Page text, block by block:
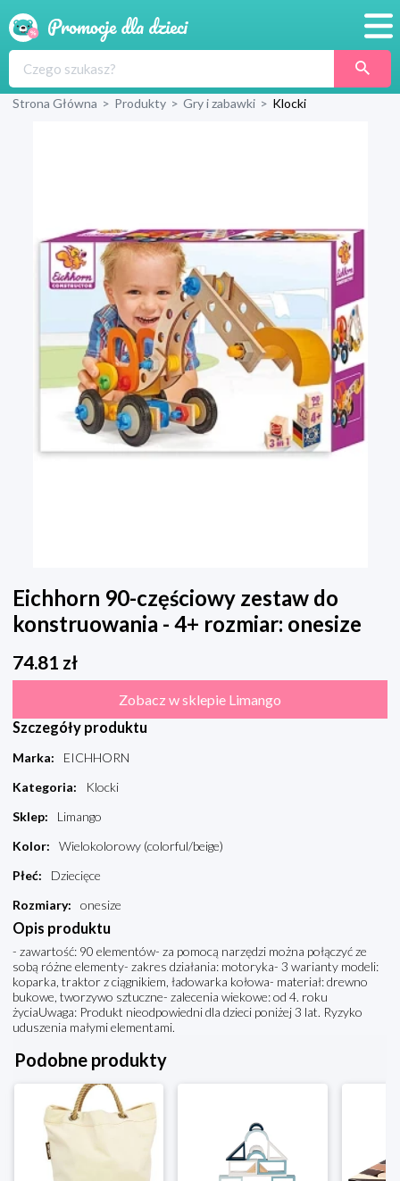
Produkty
Wyprawka
Strona Główna > Produkty > Gry i zabawki > Klocki
Eichhorn 90-częściowy zestaw do
konstruowania - 4+ rozmiar: onesize
74.81 zł
Zobacz w sklepie Limango
Szczegóły produktu
Marka:
EICHHORN
Kategoria:
Klocki
Sklep:
Limango
Kolor:
Wielokolorowy (colorful/beige)
Płeć:
Dziecięce
Rozmiary: onesize
Opis produktu
- zawartość: 90 elementów- za pomocą narzędzi można połączyć ze
sobą różne elementy- zakres działania: motoryka- 3 warianty modeli:
koparka, traktor z ciągnikiem, ładowarka kołowa- materiał: drewno
bukowe, tworzywo sztuczne- zalecenia wiekowe: od 4. roku
życiaUwaga: Produkt nieodpowiedni dla dzieci poniżej 3 lat. Ryzyko
uduszenia małymi elementami.
Podobne produkty